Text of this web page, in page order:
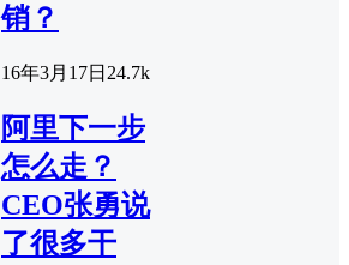
销？
16年3月17日 24.7k
阿里下一步
怎么走？
CEO张勇说
了很多干